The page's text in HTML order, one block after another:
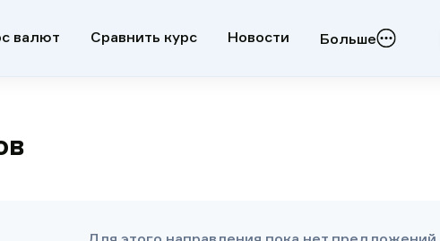
валют Сравнить курс Новости Больше